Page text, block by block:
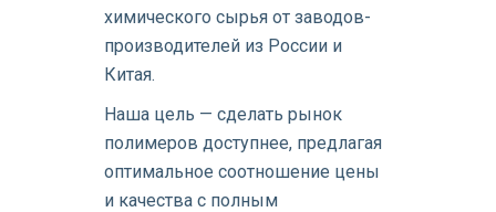
химического сырья от заводов-
производителей из России и
Китая.
Наша цель — сделать рынок
полимеров доступнее, предлагая
оптимальное соотношение цены
и качества с полным